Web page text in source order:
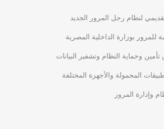
لنظام رجل المرور الجديد
للمرور بوزارة الداخلية المصرية
وحماية النظام وتشفير البيانات
المحمولة والأجهزة المختلفة
وإدارة المرور